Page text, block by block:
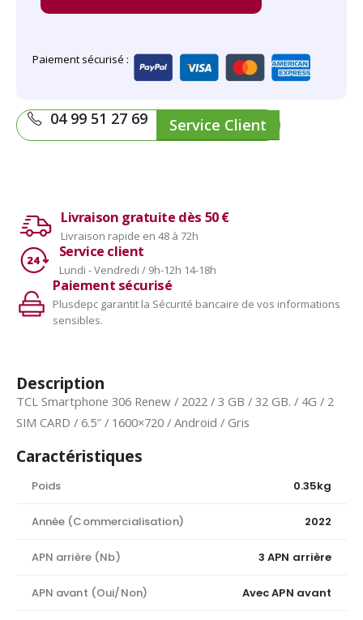
Paiement sécurisé :
04 99 51 27 69 Service Client
Livraison gratuite dès 50 €
Livraison rapide en 48 à 72h
Service client
Lundi - Vendredi / 9h-12h 14-18h
Paiement sécurisé
Plusdepc garantit la Sécurité bancaire de vos informations
sensibles.
Description
TCL Smartphone 306 Renew / 2022 / 3 GB / 32 GB. / 4G / 2
SIM CARD / 6.5″ / 1600×720 / Android / Gris
Caractéristiques
Poids 0.35kg
Année (Commercialisation) 2022
APN arrière (Nb) 3 APN arrière
APN avant (Oui/Non) Avec APN avant